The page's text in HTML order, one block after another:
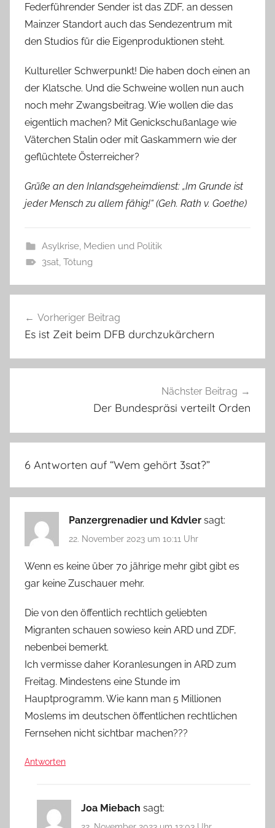
Federführender Sender ist das ZDF, an dessen
Mainzer Standort auch das Sendezentrum mit
den Studios für die Eigenproduktionen steht.
Kultureller Schwerpunkt! Die haben doch einen an
der Klatsche. Und die Schweine wollen nun auch
noch mehr Zwangsbeitrag. Wie wollen die das
eigentlich machen? Mit Genickschußanlage wie
Väterchen Stalin oder mit Gaskammern wie der
geflüchtete Österreicher?
Grüße an den Inlandsgeheimdienst: „Im Grunde ist
jeder Mensch zu allem fähig!“ (Geh. Rath v. Goethe)
Asylkrise, Medien und Politik
3sat, Tötung
Vorheriger Beitrag
Es ist Zeit beim DFB durchzukärchern
Nächster Beitrag
Der Bundespräsi verteilt Orden
6 Antworten auf “Wem gehört 3sat?”
Panzergrenadier und Kdvler sagt:
22. November 2023 um 10:11 Uhr
Wenn es keine über 70 jährige mehr gibt gibt es
gar keine Zuschauer mehr.
Die von den öffentlich rechtlich geliebten
Migranten schauen sowieso kein ARD und ZDF,
nebenbei bemerkt.
Ich vermisse daher Koranlesungen in ARD zum
Freitag. Mindestens eine Stunde im
Hauptprogramm. Wie kann man 5 Millionen
Moslems im deutschen öffentlichen rechtlichen
Fernsehen nicht sichtbar machen???
Antworten
Joa Miebach sagt: